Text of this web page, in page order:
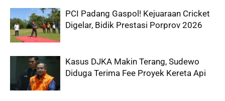
PCI Padang Gaspol! Kejuaraan Cricket
Digelar, Bidik Prestasi Porprov 2026
Kasus DJKA Makin Terang, Sudewo
Diduga Terima Fee Proyek Kereta Api